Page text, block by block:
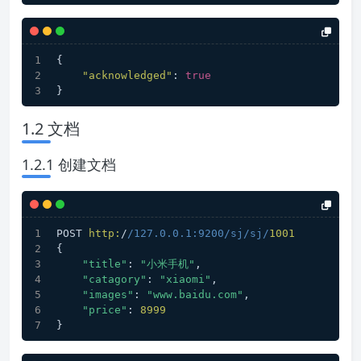
{
"acknowledged" :
true
}
1.2 文档
1.2.1 创建文档
POST http: //127.0.0.1:9200/sj /sj/1001
{
"title" : "小米手机" ,
"catagory" : "xiaomi" ,
"images" : "www.baidu.com" ,
"price" : 8999
}